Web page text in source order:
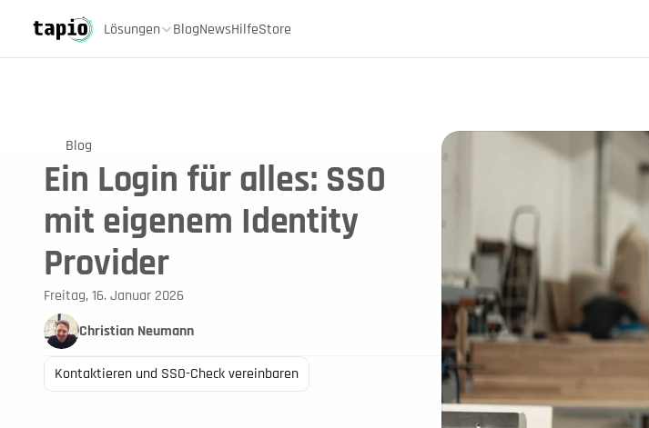
Lösungen BlogNewsHilfeStore
Blog
Ein Login für alles: SSO
mit eigenem Identity
Provider
Freitag, 16. Januar 2026
Christian Neumann
Kontaktieren und SSO-Check vereinbaren